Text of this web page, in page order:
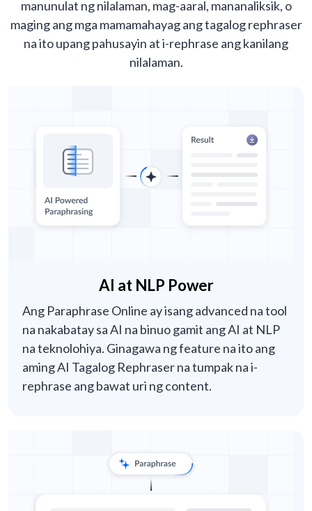
manunulat ng nilalaman, mag-aaral, mananaliksik, o
maging ang mga mamamahayag ang tagalog rephraser
na ito upang pahusayin at i-rephrase ang kanilang
nilalaman.
AI at NLP Power
Ang Paraphrase Online ay isang advanced na tool
na nakabatay sa AI na binuo gamit ang AI at NLP
na teknolohiya. Ginagawa ng feature na ito ang
aming AI Tagalog Rephraser na tumpak na i-
rephrase ang bawat uri ng content.